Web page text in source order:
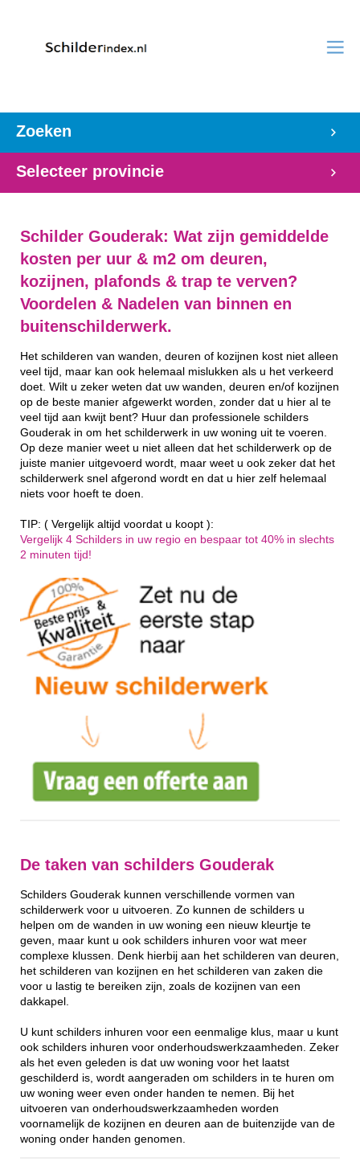
Zoeken
Selecteer provincie
Schilder Gouderak: Wat zijn gemiddelde
kosten per uur & m2 om deuren,
kozijnen, plafonds & trap te verven?
Voordelen & Nadelen van binnen en
buitenschilderwerk.
Het schilderen van wanden, deuren of kozijnen kost niet alleen
veel tijd, maar kan ook helemaal mislukken als u het verkeerd
doet. Wilt u zeker weten dat uw wanden, deuren en/of kozijnen
op de beste manier afgewerkt worden, zonder dat u hier al te
veel tijd aan kwijt bent? Huur dan professionele schilders
Gouderak in om het schilderwerk in uw woning uit te voeren.
Op deze manier weet u niet alleen dat het schilderwerk op de
juiste manier uitgevoerd wordt, maar weet u ook zeker dat het
schilderwerk snel afgerond wordt en dat u hier zelf helemaal
niets voor hoeft te doen.
TIP: ( Vergelijk altijd voordat u koopt ):
Vergelijk 4 Schilders in uw regio en bespaar tot 40% in slechts
2 minuten tijd!
De taken van schilders Gouderak
Schilders Gouderak kunnen verschillende vormen van
schilderwerk voor u uitvoeren. Zo kunnen de schilders u
helpen om de wanden in uw woning een nieuw kleurtje te
geven, maar kunt u ook schilders inhuren voor wat meer
complexe klussen. Denk hierbij aan het schilderen van deuren,
het schilderen van kozijnen en het schilderen van zaken die
voor u lastig te bereiken zijn, zoals de kozijnen van een
dakkapel.
U kunt schilders inhuren voor een eenmalige klus, maar u kunt
ook schilders inhuren voor onderhoudswerkzaamheden. Zeker
als het even geleden is dat uw woning voor het laatst
geschilderd is, wordt aangeraden om schilders in te huren om
uw woning weer even onder handen te nemen. Bij het
uitvoeren van onderhoudswerkzaamheden worden
voornamelijk de kozijnen en deuren aan de buitenzijde van de
woning onder handen genomen.